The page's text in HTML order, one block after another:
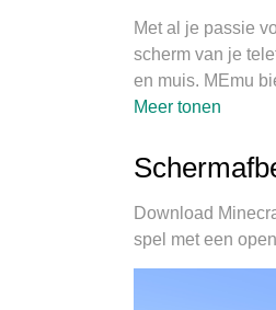
Met al je passie
scherm van je
en muis. MEmu
je wilt, geen
uitmuntende
instance
belangrijkste,
alles soepel
Meer tonen
Download
spel met een